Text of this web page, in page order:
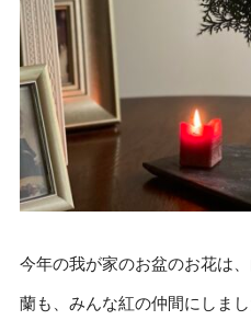
今年の我が家のお盆のお花は
蘭も、みんな紅の仲間にしまし